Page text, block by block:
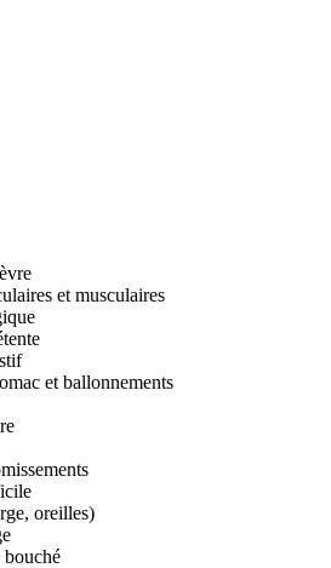
et musculaires
et ballonnements
oreilles)
bouché